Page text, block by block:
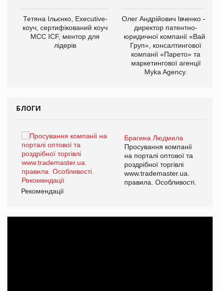
Тетяна Ільєнко, Executive-
коуч, сертифікований коуч
МСС ICF, ментор для
лідерів
Олег Андрійович Івченко —
директор патентно-
юридичної компанії «Вайз
Груп», консалтингової
компанії «Парето» та
маркетингової агенції
Myka Agency.
БЛОГИ
Брагина Людмила
Просування компанії
на порталі оптової та
роздрібної торгівлі
www.trademaster.ua.
правила. Особливості.
Рекомендації